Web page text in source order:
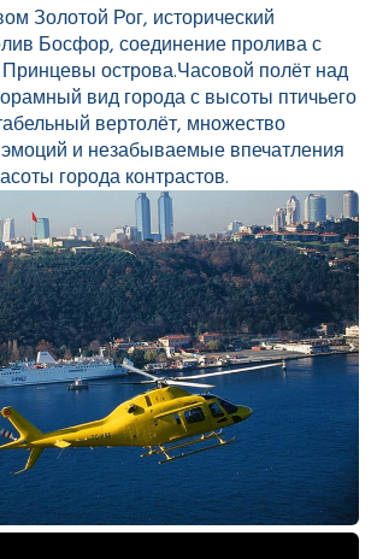
Золотой Рог, исторический
Босфор, соединение пролива с
острова.Часовой полёт над
вид города с высоты птичьего
вертолёт, множество
и незабываемые впечатления
города контрастов.